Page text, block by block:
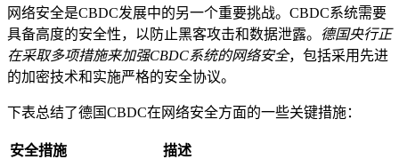
网络安全是CBDC发展中的另一个重要挑战。CBDC系统需要
具备高度的安全性，以防止黑客攻击和数据泄露。
德国央行正
在采取多项措施来加强CBDC系统的网络安全，包括采用先进
的加密技术和实施严格的安全协议。
下表总结了德国CBDC在网络安全方面的一些关键措施：
安全措施
描述